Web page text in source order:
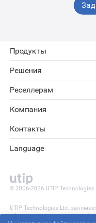
Продукты
Решения
Реселлерам
Компания
Контакты
Language
© 2006-2026 UTIP Technologies
UTIP Technologies Ltd.
обеспечения, не оказывает